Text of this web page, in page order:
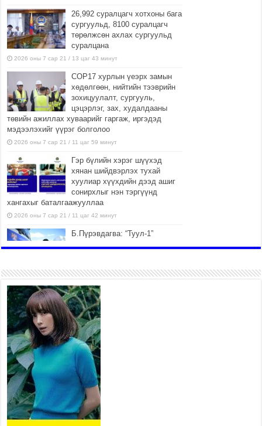
26,992 суралцагч хотхоны бага
сургуульд, 8100 суралцагч
төрөлжсөн ахлах сургуульд
суралцана
2026 оны 7 сар 21 / 13 цаг 43 минут
COP17 хурлын үеэрх замын
хөдөлгөөн, нийтийн тээврийн
зохицуулалт, сургууль,
цэцэрлэг, зах, худалдааны
төвийн ажиллах хуваарийг гаргаж, иргэдэд
мэдээлэхийг үүрэг болголоо
2026 оны 7 сар 21 / 11 цаг 59 минут
Гэр бүлийн хэрэг шүүхэд
хянан шийдвэрлэх тухай
хуулиар хүүхдийн дээд ашиг
сонирхлыг нэн тэргүүнд
хангахыг баталгаажууллаа
2026 оны 7 сар 21 / 11 цаг 42 минут
Б.Пүрэвдагва: “Туул-1”
2026 оны 7 сар 21 / 10 цаг 15 минут
НИЙСЛЭЛ, АЙМГИЙН
УДИРДЛАГУУДЫН АЖЛЫГ
ХҮНД СУРТЛЫГ БУУРУУЛЖ,
ИРГЭД, АЖ АХУЙН НЭГЖИЙН
АЧААГ ХЭРХЭН ХӨНГӨЛСНӨӨР ДҮГНЭНЭ
2026 оны 7 сар 21 / 10 цаг 09 минут
Байнгын хорооны дарга
М.Мандхай Цөлжилттэй
тэмцэх тухай НҮБ-ын
конвенцын талуудын 17 дугаар
бага хурал (СОР17)-ын бэлтгэл ажлын явцтай
танилцлаа